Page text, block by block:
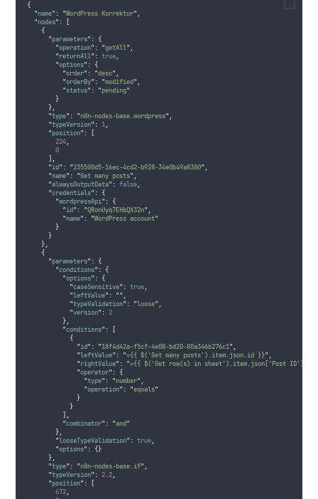
{
"name" : "WordPress Korrektur" ,
"nodes" :
[
{
"parameters" : {
"operation" : "getAll" ,
"returnAll" : true,
"options" : {
"order" : "desc" ,
"orderBy" : "modified" ,
"status" : "pending"
}
},
"type" : "n8n-nodes-base.wordpress" ,
"typeVersion" : 1,
"position" :
[
224,
0
],
"id" : "235500d5-16ec-4cd2-b928-34e0b49a8380" ,
"name" : "Get many posts" ,
"alwaysOutputData" : false,
"credentials" : {
"wordpressApi" : {
"id" : "QRonUyq7EHbQX32n" ,
"name" : "WordPress account"
}
}
},
{
"parameters" : {
"conditions" : {
"options" : {
"caseSensitive" : true,
"leftValue" : "" ,
"typeValidation" : "loose" ,
"version" : 2
},
"conditions" :
[
{
"id" : "18f4d42a-f5cf-4e08-bd20-80a346b276c1" ,
"leftValue" : "={{ $('Get many posts').item.json.id }}" ,
"rightValue" : "={{ $('Get row(s) in sheet').item.json['Post ID'] }}
"operator" : {
"type" : "number" ,
"operation" : "equals"
}
}
],
"combinator" : "and"
},
"looseTypeValidation" : true,
"options" : {}
},
"type" : "n8n-nodes-base.if" ,
"typeVersion" : 2.2,
"position" :
[
672,